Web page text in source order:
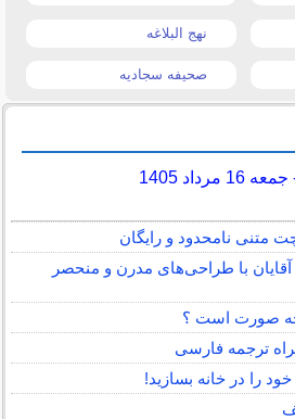
نهج البلاغه
صحیفه سجادیه
مرداد 1405
با طراحی‌های مدرن و منحصر
چه صورت است ؟
ترجمه فارسی
را در خانه بسازید!